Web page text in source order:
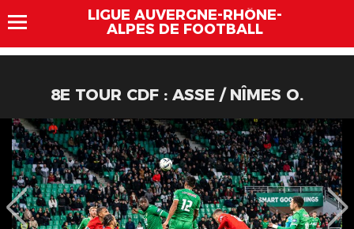
LIGUE AUVERGNE-RHÔNE-
ALPES DE FOOTBALL
8E TOUR CDF : ASSE / NÎMES O.